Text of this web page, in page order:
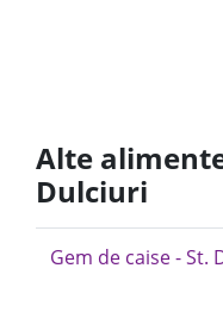
Alte
Dulciuri
Gem de caise - St.